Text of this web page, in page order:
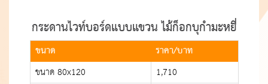
กระดานไวท์บอร์ดแบบแขวน ไม้ก็อกบุกำมะหยี่
ขนาด ราคา/บาท
ขนาด 80x120
1,710